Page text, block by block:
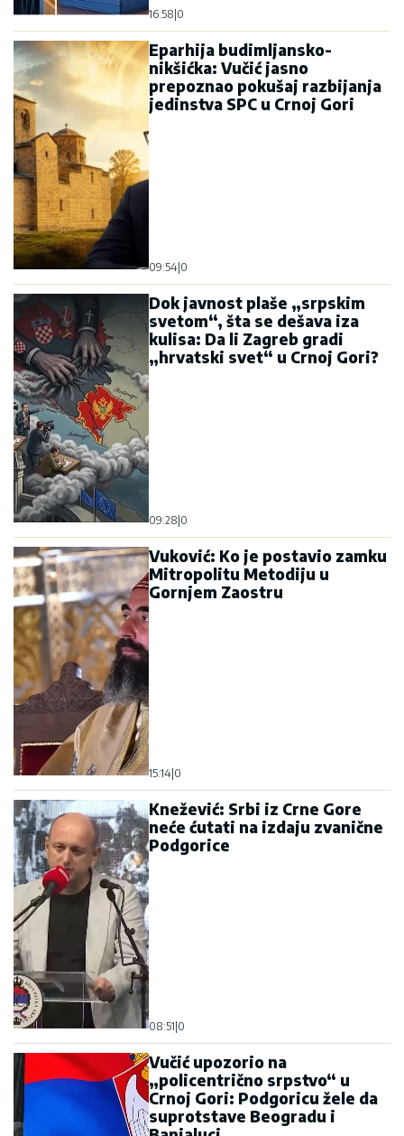
16:58|0
Eparhija budimljansko-
nikšićka: Vučić jasno
prepoznao pokušaj razbijanja
jedinstva SPC u Crnoj Gori
09:54|0
Dok javnost plaše „srpskim
svetom“, šta se dešava iza
kulisa: Da li Zagreb gradi
„hrvatski svet“ u Crnoj Gori?
09:28|0
Vuković: Ko je postavio zamku
Mitropolitu Metodiju u
Gornjem Zaostru
15:14|0
Knežević: Srbi iz Crne Gore
neće ćutati na izdaju zvanične
Podgorice
08:51|0
Vučić upozorio na
„policentrično srpstvo“ u
Crnoj Gori: Podgoricu žele da
suprotstave Beogradu i